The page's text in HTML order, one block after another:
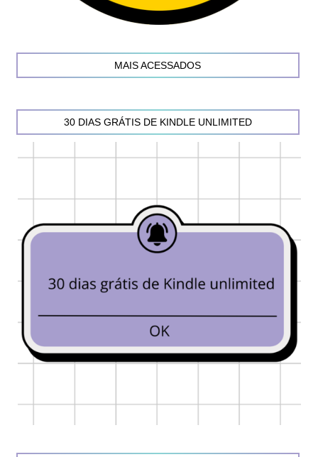
MAIS ACESSADOS
30 DIAS GRÁTIS DE KINDLE UNLIMITED